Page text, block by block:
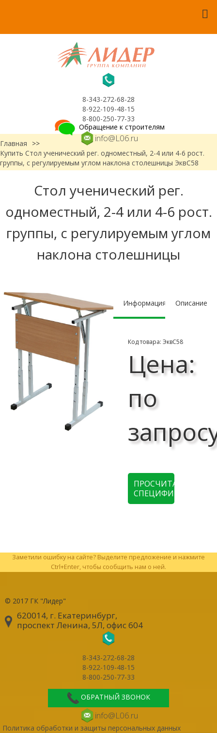
8-343-272-68-28
8-922-109-48-15
8-800-250-77-33
info@L06.ru
Обращение к строителям
Главная
>>
Купить Стол ученический рег. одноместный, 2-4 или 4-6 рост.
группы, с регулируемым углом наклона столешницы ЭквС58
Стол ученический рег.
одноместный, 2-4 или 4-6 рост.
группы, с регулируемым углом
наклона столешницы
Информация Описание
Код товара: ЭквС58
Цена:
по
ПРОСЧИТАТЬ
СПЕЦИФИКАЦИЮ
Заметили ошибку на сайте? Выделите предложение и нажмите
Ctrl+Enter, чтобы сообщить нам о ней.
© 2017 ГК "Лидер"
620014, г. Екатеринбург,
проспект Ленина, 5Л, офис 604
8-343-272-68-28
8-922-109-48-15
8-800-250-77-33
ОБРАТНЫЙ ЗВОНОК
info@L06.ru
Политика обработки и защиты персональных данных